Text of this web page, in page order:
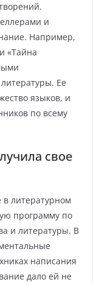
и
Например,
«Тайна
Ее
языков, и
по всему
свое
литературном
программу по
и литературы. В
написания
дало ей не